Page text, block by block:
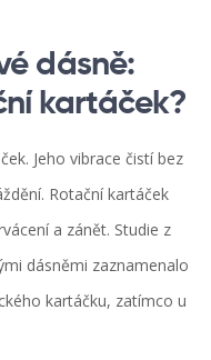
dásně:
kartáček?
Jeho vibrace čistí bez
Rotační kartáček
a zánět. Studie z
dásněmi zaznamenalo
kartáčku, zatímco u